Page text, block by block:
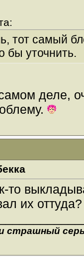
тот самый
бы уточнить.
деле,
то
их
страшный